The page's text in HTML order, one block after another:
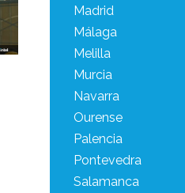
Madrid
Málaga
Melilla
Murcia
Navarra
Ourense
Palencia
Pontevedra
Salamanca